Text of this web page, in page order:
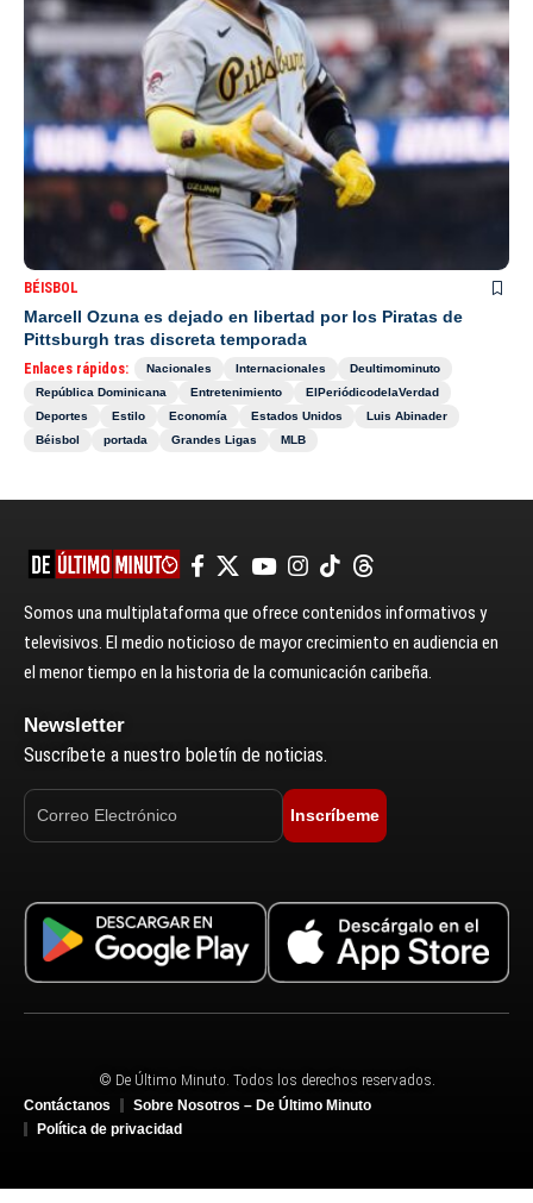
BÉISBOL
Marcell Ozuna es dejado en libertad por los Piratas de
Pittsburgh tras discreta temporada
Enlaces rápidos: Nacionales Internacionales
Deultimominuto
República Dominicana
Entretenimiento
ElPeriódicodelaVerdad
Deportes
Estilo Economía Estados Unidos
Luis Abinader
Béisbol
portada Grandes Ligas MLB
Somos una multiplataforma que ofrece contenidos informativos y
televisivos. El medio noticioso de mayor crecimiento en audiencia en
el menor tiempo en la historia de la comunicación caribeña.
Newsletter
Suscríbete a nuestro boletín de noticias.
Inscríbeme
© De Último Minuto. Todos los derechos reservados.
Contáctanos
Sobre Nosotros – De Último Minuto
Política de privacidad